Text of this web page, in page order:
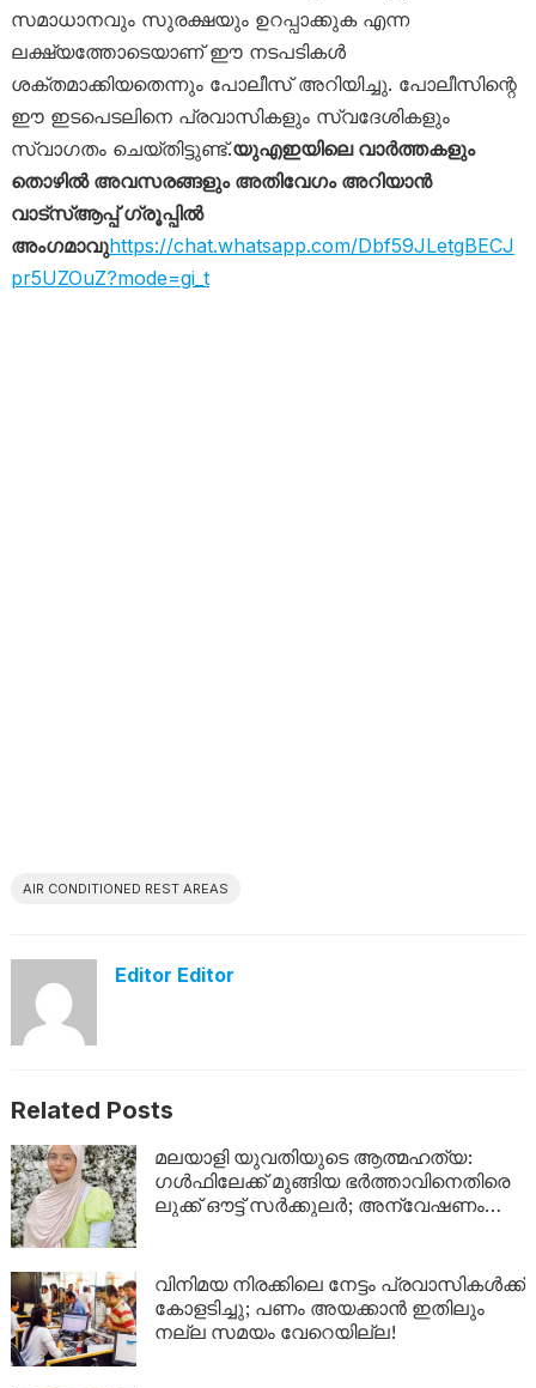
സമാധാനവും സുരക്ഷയും ഉറപ്പാക്കുക എന്ന
ലക്ഷ്യത്തോടെയാണ് ഈ നടപടികൾ
ശക്തമാക്കിയതെന്നും പോലീസ് അറിയിച്ചു. പോലീസിന്റെ
ഈ ഇടപെടലിനെ പ്രവാസികളും സ്വദേശികളും
സ്വാഗതം ചെയ്തിട്ടുണ്ട്.യുഎഇയിലെ വാർത്തകളും
തൊഴിൽ അവസരങ്ങളും അതിവേഗം അറിയാൻ
വാട്സ്ആപ്പ് ഗ്രൂപ്പിൽ
അംഗമാവുhttps://chat.whatsapp.com/Dbf59JLetgBECJ
pr5UZOuZ?mode=gi_t
AIR CONDITIONED REST AREAS
Editor Editor
Related Posts
മലയാളി യുവതിയുടെ ആത്മഹത്യ:
ഗൾഫിലേക്ക് മുങ്ങിയ ഭർത്താവിനെതിരെ
ലുക്ക് ഔട്ട് സർക്കുലർ; അന്വേഷണം
വിനിമയ നിരക്കിലെ നേട്ടം പ്രവാസികൾക്ക്
കോളടിച്ചു; പണം അയക്കാൻ ഇതിലും
നല്ല സമയം വേറെയില്ല!